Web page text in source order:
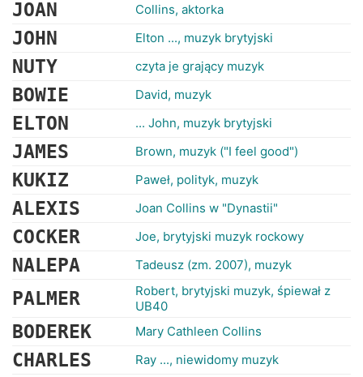
JOAN Collins, aktorka
JOHN Elton ..., muzyk brytyjski
NUTY czyta je grający muzyk
BOWIE David, muzyk
ELTON ... John, muzyk brytyjski
JAMES Brown, muzyk ("I feel good")
KUKIZ Paweł, polityk, muzyk
ALEXIS Joan Collins w "Dynastii"
COCKER Joe, brytyjski muzyk rockowy
NALEPA Tadeusz (zm. 2007), muzyk
PALMER
Robert, brytyjski muzyk, śpiewał z
UB40
BODEREK Mary Cathleen Collins
CHARLES Ray ..., niewidomy muzyk